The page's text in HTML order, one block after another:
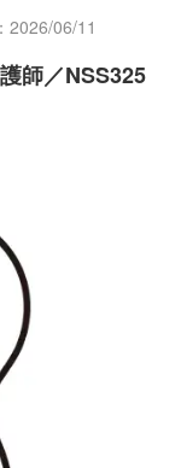
06/11
師／NSS325